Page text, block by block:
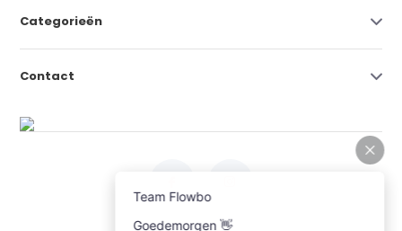
Categorieën
Contact